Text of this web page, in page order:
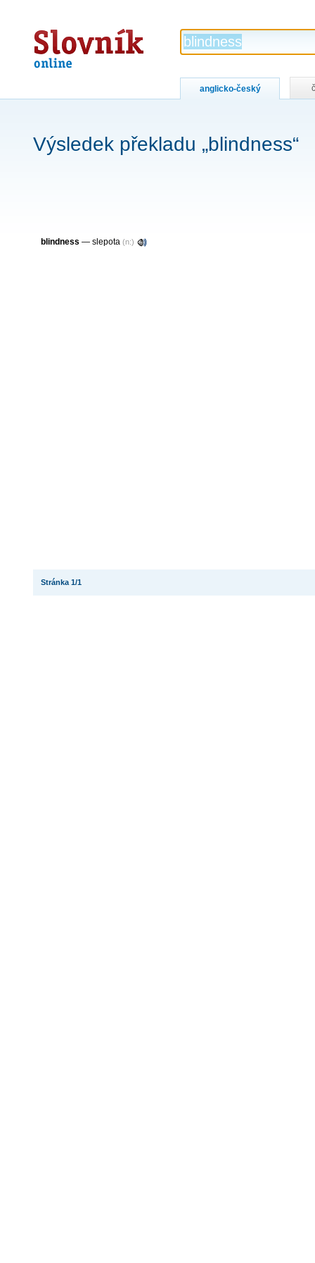
Slovník
online
anglicko-český
Výsledek překladu „blindness“
blindness — slepota (n:)
Stránka 1/1